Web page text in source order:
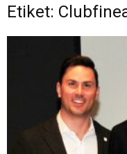
Etiket: